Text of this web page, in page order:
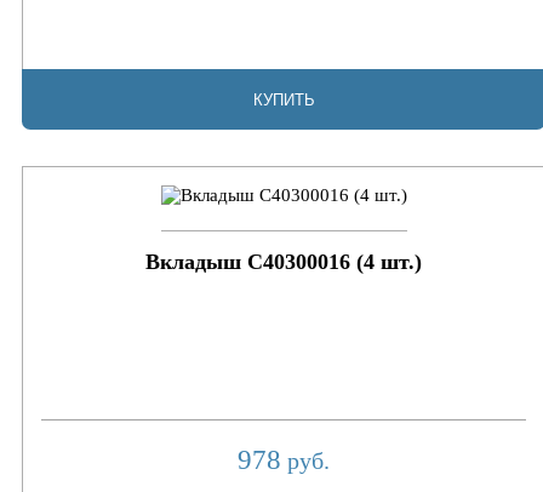
КУПИТЬ
Вкладыш C40300016 (4 шт.)
978 руб.